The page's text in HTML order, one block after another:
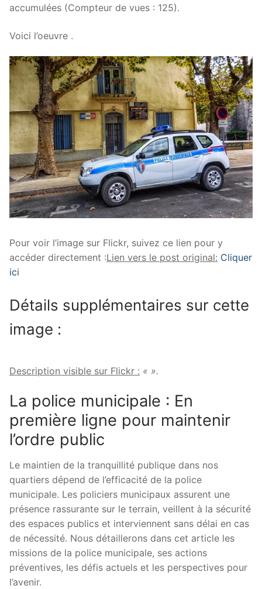
accumulées (Compteur de vues : 125).
Voici l’oeuvre .
Pour voir l’image sur Flickr, suivez ce lien pour y
accéder directement :Lien vers le post original: Cliquer
ici
Détails supplémentaires sur cette
image :
Description visible sur Flickr : « ».
La police municipale : En
première ligne pour maintenir
l’ordre public
Le maintien de la tranquillité publique dans nos
quartiers dépend de l’efficacité de la police
municipale. Les policiers municipaux assurent une
présence rassurante sur le terrain, veillent à la sécurité
des espaces publics et interviennent sans délai en cas
de nécessité. Nous détaillerons dans cet article les
missions de la police municipale, ses actions
préventives, les défis actuels et les perspectives pour
l’avenir.